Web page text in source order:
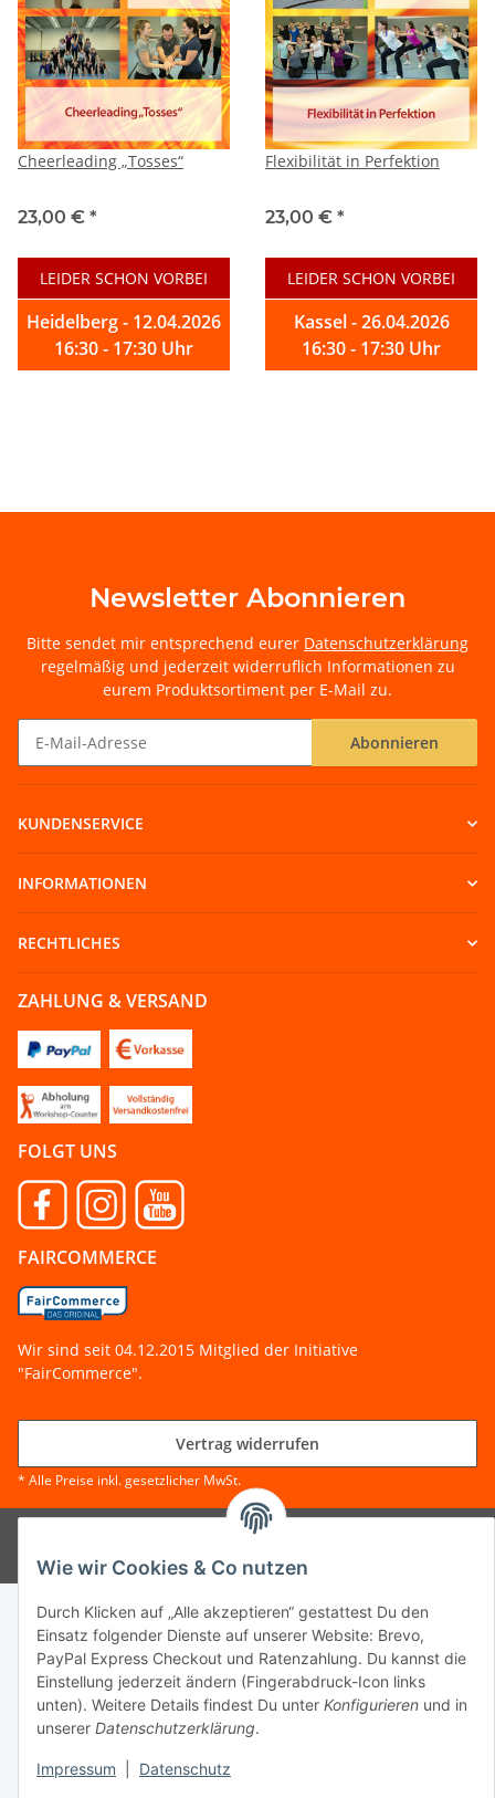
Wie wir Cookies & Co nutzen
Durch Klicken auf „Alle akzeptieren“ gestattest Du den
Einsatz folgender Dienste auf unserer Website: Brevo,
PayPal Express Checkout und Ratenzahlung. Du kannst die
Einstellung jederzeit ändern (Fingerabdruck-Icon links
unten). Weitere Details findest Du unter Konfigurieren und in
unserer Datenschutzerklärung.
Impressum Datenschutz
Cheerleading „Tosses“
23,00 € *
LEIDER SCHON VORBEI
Heidelberg - 12.04.2026
16:30 - 17:30 Uhr
Flexibilität in Perfektion
23,00 € *
LEIDER SCHON VORBEI
Kassel - 26.04.2026
16:30 - 17:30 Uhr
Newsletter Abonnieren
Bitte sendet mir entsprechend eurer Datenschutzerklärung
regelmäßig und jederzeit widerruflich Informationen zu
eurem Produktsortiment per E-Mail zu.
Abonnieren
KUNDENSERVICE
INFORMATIONEN
RECHTLICHES
ZAHLUNG & VERSAND
FOLGT UNS
FAIRCOMMERCE
Wir sind seit 04.12.2015 Mitglied der Initiative
"FairCommerce".
Vertrag widerrufen
* Alle Preise inkl. gesetzlicher MwSt.
© Tanzworkshop.de